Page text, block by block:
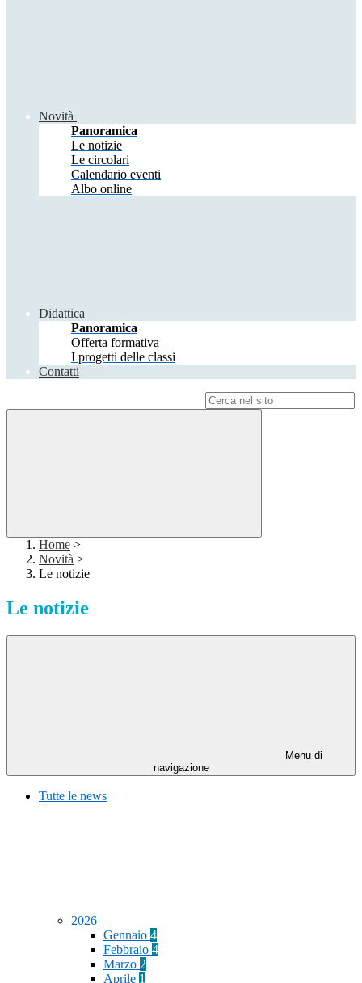
Novità
Panoramica
Le notizie
Le circolari
Calendario eventi
Albo online
Didattica
Panoramica
Offerta formativa
I progetti delle classi
Contatti
Home >
Novità >
Le notizie
Le notizie
Menu di
navigazione
Tutte le news
2026
Gennaio 4
Febbraio 4
Marzo 2
Aprile 1